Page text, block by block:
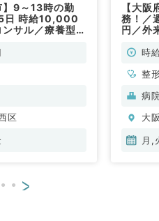
】9～13時の勤
日 時給10,000
サル／療養型病
区
【大
務！／
円／外
時
整
病
大
月,
>